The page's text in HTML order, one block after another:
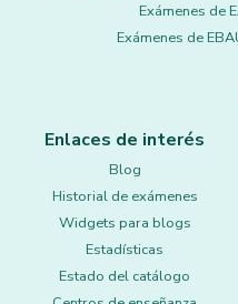
Exámenes de
Exámenes de
Enlaces de interés
Blog
Historial de exámenes
Widgets para blogs
Estadísticas
Estado del catálogo